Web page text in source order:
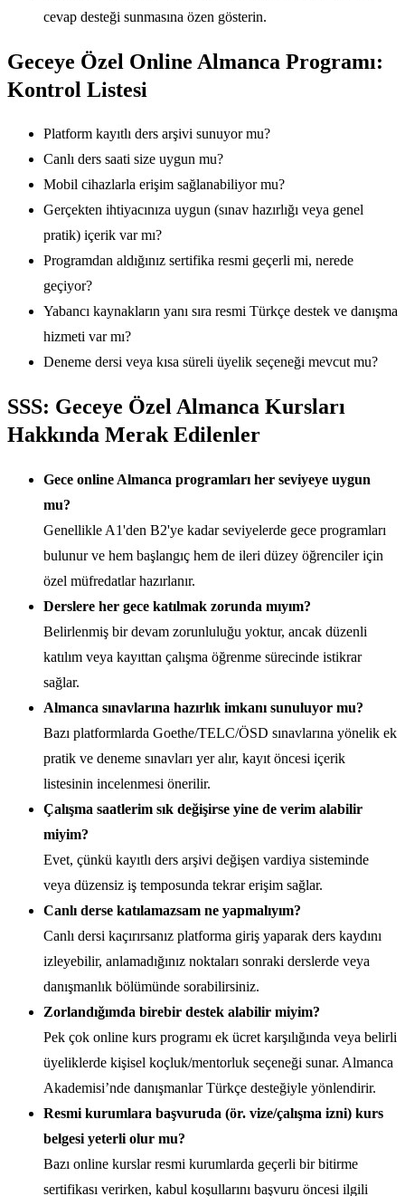
cevap desteği sunmasına özen gösterin.
Geceye Özel Online Almanca Programı:
Kontrol Listesi
Platform kayıtlı ders arşivi sunuyor mu?
Canlı ders saati size uygun mu?
Mobil cihazlarla erişim sağlanabiliyor mu?
Gerçekten ihtiyacınıza uygun (sınav hazırlığı veya genel
pratik) içerik var mı?
Programdan aldığınız sertifika resmi geçerli mi, nerede
geçiyor?
Yabancı kaynakların yanı sıra resmi Türkçe destek ve danışma
hizmeti var mı?
Deneme dersi veya kısa süreli üyelik seçeneği mevcut mu?
SSS: Geceye Özel Almanca Kursları
Hakkında Merak Edilenler
Gece online Almanca programları her seviyeye uygun
mu?
Genellikle A1'den B2'ye kadar seviyelerde gece programları
bulunur ve hem başlangıç hem de ileri düzey öğrenciler için
özel müfredatlar hazırlanır.
Derslere her gece katılmak zorunda mıyım?
Belirlenmiş bir devam zorunluluğu yoktur, ancak düzenli
katılım veya kayıttan çalışma öğrenme sürecinde istikrar
sağlar.
Almanca sınavlarına hazırlık imkanı sunuluyor mu?
Bazı platformlarda Goethe/TELC/ÖSD sınavlarına yönelik ek
pratik ve deneme sınavları yer alır, kayıt öncesi içerik
listesinin incelenmesi önerilir.
Çalışma saatlerim sık değişirse yine de verim alabilir
miyim?
Evet, çünkü kayıtlı ders arşivi değişen vardiya sisteminde
veya düzensiz iş temposunda tekrar erişim sağlar.
Canlı derse katılamazsam ne yapmalıyım?
Canlı dersi kaçırırsanız platforma giriş yaparak ders kaydını
izleyebilir, anlamadığınız noktaları sonraki derslerde veya
danışmanlık bölümünde sorabilirsiniz.
Zorlandığımda birebir destek alabilir miyim?
Pek çok online kurs programı ek ücret karşılığında veya belirli
üyeliklerde kişisel koçluk/mentorluk seçeneği sunar. Almanca
Akademisi’nde danışmanlar Türkçe desteğiyle yönlendirir.
Resmi kurumlara başvuruda (ör. vize/çalışma izni) kurs
belgesi yeterli olur mu?
Bazı online kurslar resmi kurumlarda geçerli bir bitirme
sertifikası verirken, kabul koşullarını başvuru öncesi ilgili